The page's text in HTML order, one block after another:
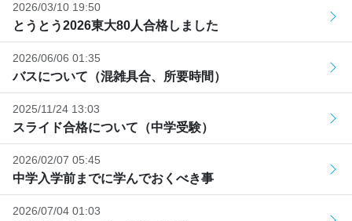
2026/03/10 19:50
とうとう2026東大80人合格しました
2026/06/06 01:35
バスについて（混雑具合、所要時間）
2025/11/24 13:03
スライド合格について（中学受験）
2026/02/07 05:45
中学入学前までに学んでおくべき事
2026/07/04 01:03